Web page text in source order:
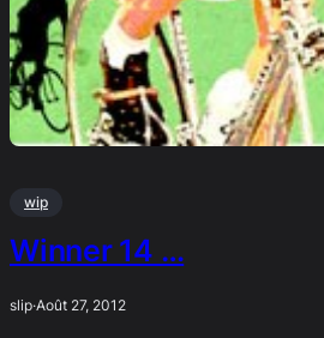
wip
Winner 14 …
slip·Août 27, 2012